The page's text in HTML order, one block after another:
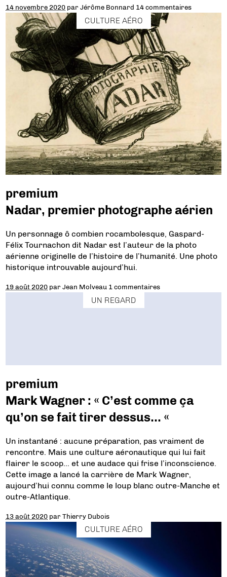
14 novembre 2020 parJérôme Bonnard 14 commentaires
CULTURE AÉRO
premium
Nadar, premier photographe aérien
Un personnage ô combien rocambolesque, Gaspard-
Félix Tournachon dit Nadar est l’auteur de la photo
aérienne originelle de l’histoire de l’humanité. Une photo
historique introuvable aujourd’hui.
19 août 2020 parJean Molveau 1 commentaires
UN REGARD
premium
Mark Wagner : « C’est comme ça
qu’on se fait tirer dessus… «
Un instantané : aucune préparation, pas vraiment de
rencontre. Mais une culture aéronautique qui lui fait
flairer le scoop… et une audace qui frise l’inconscience.
Cette image a lancé la carrière de Mark Wagner,
aujourd’hui connu comme le loup blanc outre-Manche et
outre-Atlantique.
13 août 2020 parThierry Dubois
CULTURE AÉRO